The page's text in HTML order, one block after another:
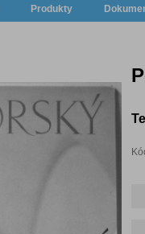
Produkty